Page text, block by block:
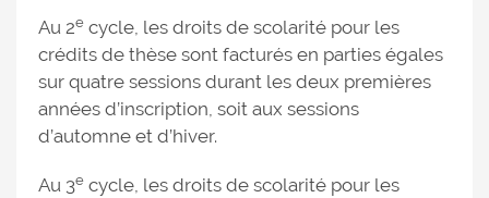
Au 2e cycle, les droits de scolarité pour les
crédits de thèse sont facturés en parties égales
sur quatre sessions durant les deux premières
années d’inscription, soit aux sessions
d’automne et d’hiver.
Au 3e cycle, les droits de scolarité pour les